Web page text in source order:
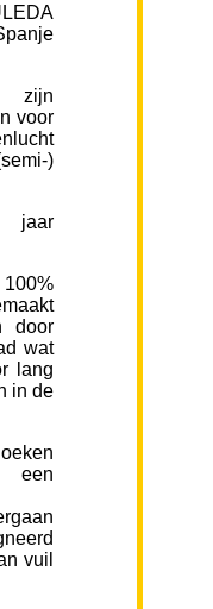
zijn
voor
)
door
wat
lang
in de
vuil